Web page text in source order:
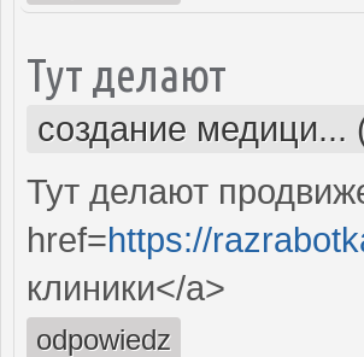
Тут делают
создание медици...
Тут делают
href=https://
клиники</a>
odpowiedz